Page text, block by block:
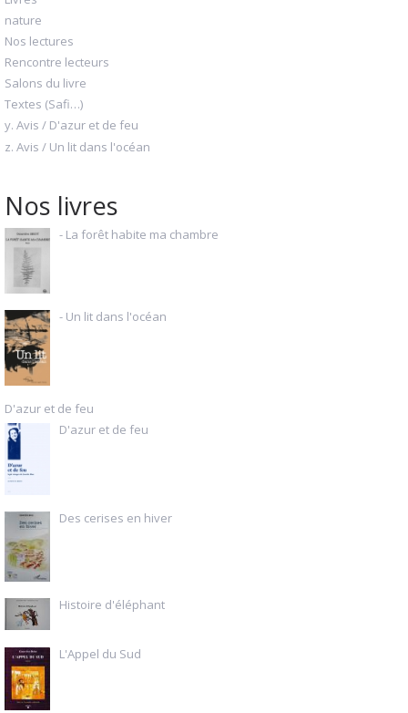
nature
Nos lectures
Rencontre lecteurs
Salons du livre
Textes (Safi…)
y. Avis / D'azur et de feu
z. Avis / Un lit dans l'océan
Nos livres
- La forêt habite ma chambre
- Un lit dans l'océan
D'azur et de feu
D'azur et de feu
Des cerises en hiver
Histoire d'éléphant
L'Appel du Sud